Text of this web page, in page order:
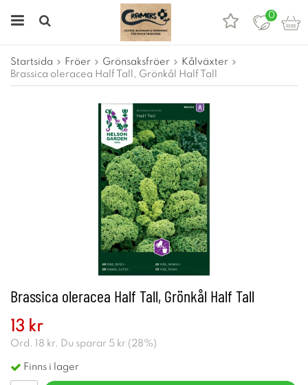
0
Startsida Fröer Grönsaksfröer
Kålväxter
Brassica oleracea Half Tall, Grönkål Half Tall
Brassica oleracea Half Tall, Grönkål Half Tall
13 kr
Ord. 18 kr. Du sparar 5 kr ( 28%)
Finns i lager